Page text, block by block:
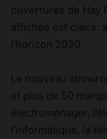
ouvertures de Hay
affichée est claire:
l’horizon 2030.
Le nouveau
et plus de 50
électroménager,
l’informatique, la